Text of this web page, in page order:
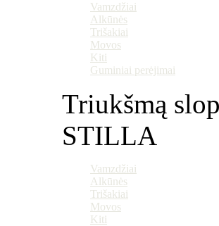
Vamzdžiai
Alkūnės
Trišakiai
Movos
Kiti
Guminiai perėjimai
Triukšmą
STILLA
Vamzdžiai
Alkūnės
Trišakiai
Movos
Kiti